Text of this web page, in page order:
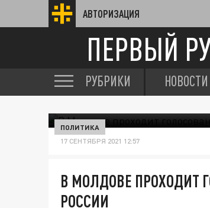
АВТОРИЗАЦИЯ
ПЕРВЫЙ
РУБРИКИ НОВОСТИ
ПОЛИТИКА
17 СЕНТЯБРЯ 2021 12:57
В МОЛДОВЕ ПРОХОДИТ
РОССИИ